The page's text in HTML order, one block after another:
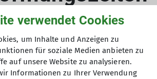
wieder
verwendet Cookies
um Inhalte und Anzeigen zu
für soziale Medien anbieten zu
auf unsere Website zu analysieren.
Informationen zu Ihrer Verwendung